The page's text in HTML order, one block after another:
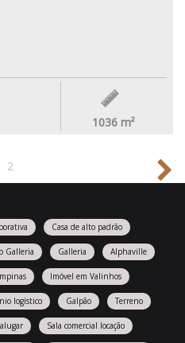
1036 m²
2
Casa de alto padrão
Galleria Galleria Alphaville
Imóvel em Valinhos
logístico Galpão Terreno
Sala comercial locação